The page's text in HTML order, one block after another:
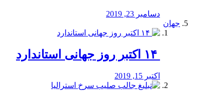
دسامبر 23, 2019
جهان
اکتبر 15, 2019